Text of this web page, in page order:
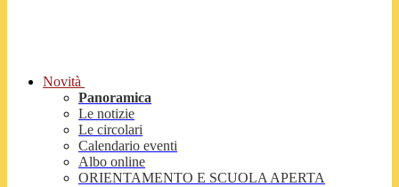
Novità
Panoramica
Le notizie
Le circolari
Calendario eventi
Albo online
ORIENTAMENTO E SCUOLA APERTA